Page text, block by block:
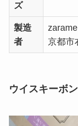
ズ
製造
者
zarame
京都市
ウイスキーボ